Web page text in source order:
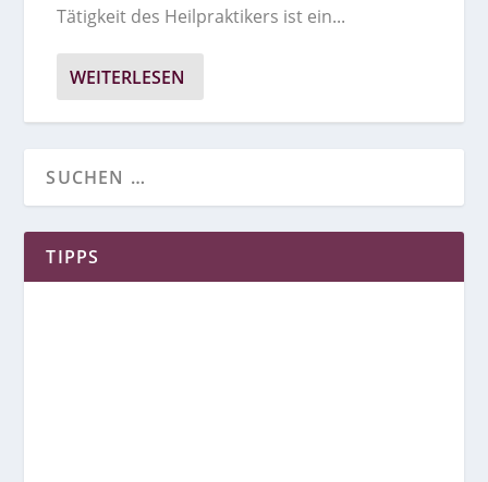
Tätigkeit des Heilpraktikers ist ein...
WEITERLESEN
TIPPS